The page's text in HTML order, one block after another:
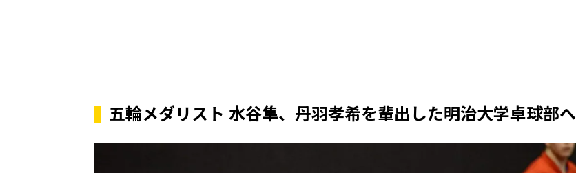
五輪メダリスト 水谷隼、丹羽孝希を輩出した明治大学卓球部へ